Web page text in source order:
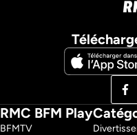
RMC BFM Play
BFMTV